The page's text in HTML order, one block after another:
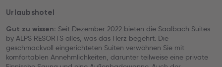
Urlaubshotel
Gut zu wissen: Seit Dezember 2022 bieten die Saalbach Suites
by ALPS RESORTS alles, was das Herz begehrt. Die
geschmackvoll eingerichteten Suiten verwöhnen Sie mit
komfortablen Annehmlichkeiten, darunter teilweise eine private